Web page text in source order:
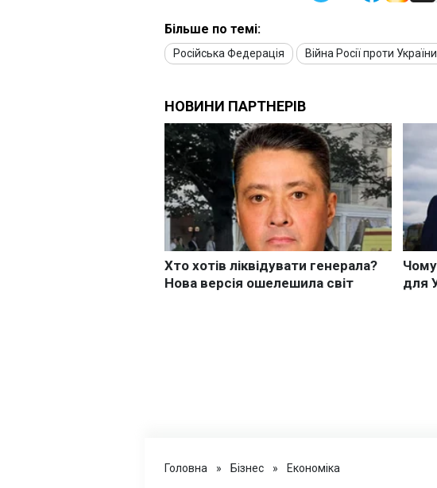
Більше по темі:
Російська Федерація Війна Росії проти України
Головна » Бізнес » Економіка